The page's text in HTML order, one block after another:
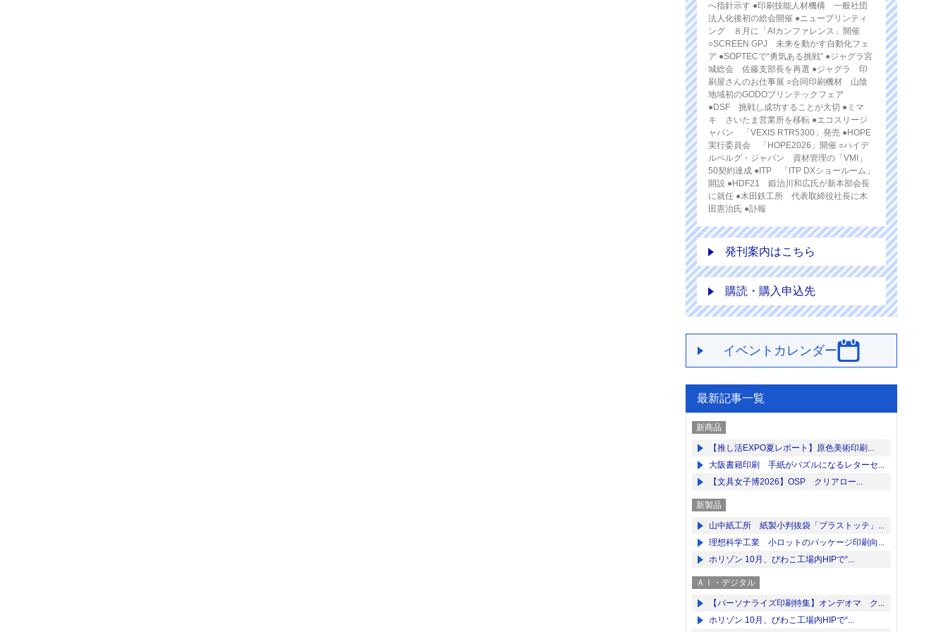
へ指針示す ●印刷技能人材機構 一般社団
法人化後初の総会開催 ●ニュープリンティ
ング ８月に「AIカンファレンス」開催
○SCREEN GPJ 未来を動かす自動化フェ
ア ●SOPTECで“勇気ある挑戦” ●ジャグラ宮
城総会 佐藤支部長を再選 ●ジャグラ 印
刷屋さんのお仕事展 ○合同印刷機材 山陰
地域初のGODOプリンテックフェア
●DSF 挑戦し成功することが大切 ●ミマ
キ さいたま営業所を移転 ●エコスリージ
ャパン 「VEXIS RTR5300」発売 ●HOPE
実行委員会 「HOPE2026」開催 ○ハイデ
ルベルグ・ジャパン 資材管理の「VMI」
50契約達成 ●ITP 「ITP DXショールーム」
開設 ●HDF21 鍛治川和広氏が新本部会長
に就任 ●木田鉄工所 代表取締役社長に木
田憲治氏 ●訃報
発刊案内はこちら
購読・購入申込先
イベントカレンダー
最新記事一覧
新商品
【推し活EXPO夏レポート】原色美術印刷...
大阪書籍印刷 手紙がパズルになるレターセ...
【文具女子博2026】OSP クリアロー...
新製品
山中紙工所 紙製小判抜袋「プラストッテ」...
理想科学工業 小ロットのパッケージ印刷向...
ホリゾン 10月、びわこ工場内HIPで“...
ＡＩ・デジタル
【パーソナライズ印刷特集】オンデオマ ク...
ホリゾン 10月、びわこ工場内HIPで“...